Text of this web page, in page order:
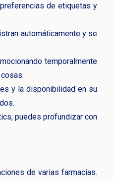
de etiquetas y
automáticamente y se
temporalmente
y la disponibilidad en su
puedes profundizar con
de varias farmacias.